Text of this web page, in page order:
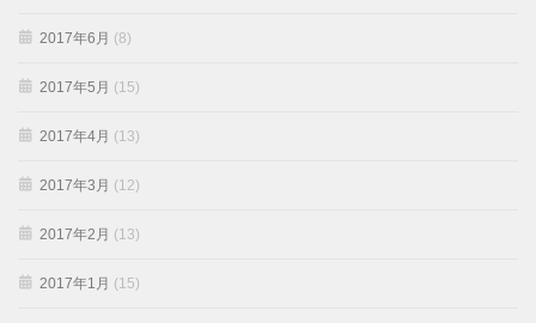
2017年6月 (8)
2017年5月 (15)
2017年4月 (13)
2017年3月 (12)
2017年2月 (13)
2017年1月 (15)